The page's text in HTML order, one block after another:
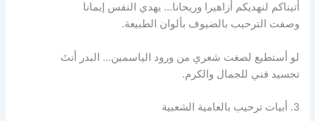
أتيناكم لنهديكم أزاهيرا وريحانا… يهدي النفس إيمانا
وصفت الترحيب بالضيوف بألوان الطبيعة.
لو أستطيع لصغت شعري من ورود الياسمين… البدر أنتَ
تجسيد فني للجمال والكرم.
3. أبيات ترحيب بالعامية الشعبية